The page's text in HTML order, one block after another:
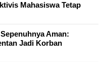
Mahasiswa Tetap
Aman:
Jadi Korban